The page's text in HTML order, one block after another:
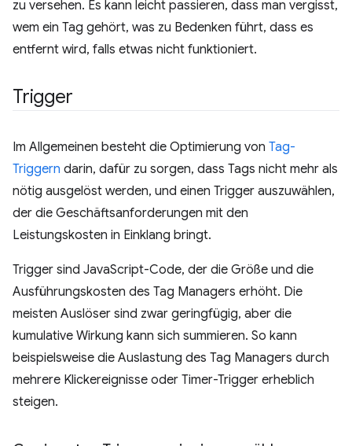
zu versehen. Es kann leicht passieren, dass man vergisst,
wem ein Tag gehört, was zu Bedenken führt, dass es
entfernt wird, falls etwas nicht funktioniert.
Trigger
Im Allgemeinen besteht die Optimierung von Tag-
Triggern darin, dafür zu sorgen, dass Tags nicht mehr als
nötig ausgelöst werden, und einen Trigger auszuwählen,
der die Geschäftsanforderungen mit den
Leistungskosten in Einklang bringt.
Trigger sind JavaScript-Code, der die Größe und die
Ausführungskosten des Tag Managers erhöht. Die
meisten Auslöser sind zwar geringfügig, aber die
kumulative Wirkung kann sich summieren. So kann
beispielsweise die Auslastung des Tag Managers durch
mehrere Klickereignisse oder Timer-Trigger erheblich
steigen.